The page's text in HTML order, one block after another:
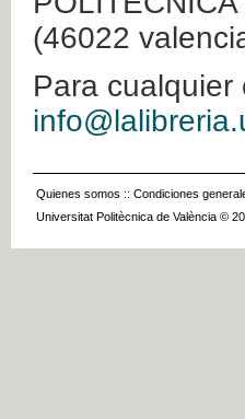
(46022
Para
Quienes somos :: Condiciones
Universitat Politècnica de València ©